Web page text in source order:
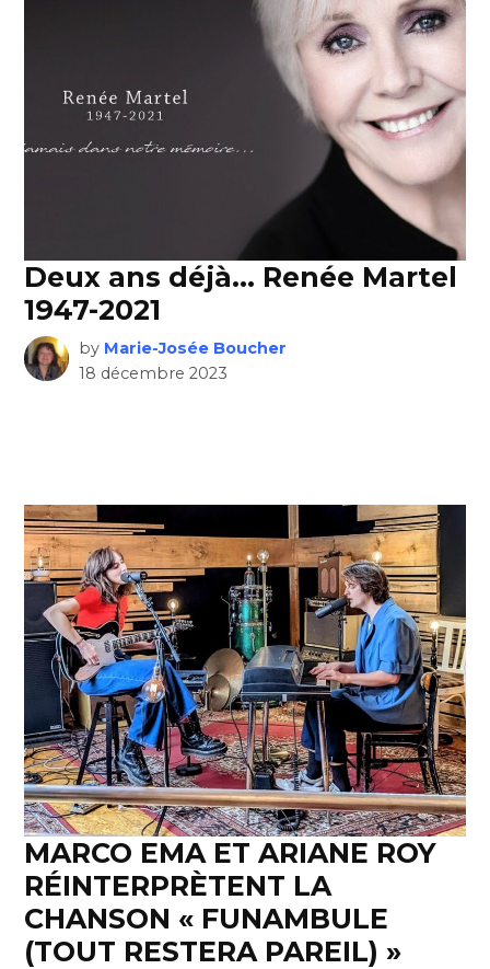
Deux ans déjà… Renée Martel
1947-2021
by Marie-Josée Boucher
18 décembre 2023
MARCO EMA ET ARIANE ROY
RÉINTERPRÈTENT LA
CHANSON « FUNAMBULE
(TOUT RESTERA PAREIL) »